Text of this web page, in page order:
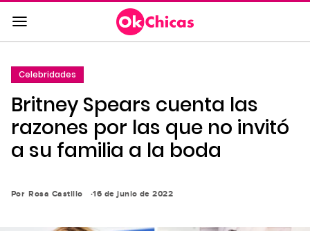
Saltar
al
contenido
a
la
navegación
principal
Celebridades
Britney Spears cuenta las
razones por las que no invitó
a su familia a la boda
Por Rosa Castillo 16 de junio de 2022